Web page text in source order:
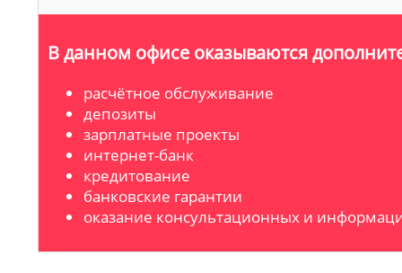
В данном офисе оказываются
расчётное обслуживание
депозиты
зарплатные проекты
интернет-банк
кредитование
банковские гарантии
оказание консультационных и